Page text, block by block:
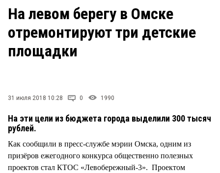
ЗАКОН
НОВОСТИ КОМПАНИЙ
Рейтинги
Блоги
На левом берегу в Омске
отремонтируют три детские
площадки
31 июля 2018 10:28 0 1990
На эти цели из бюджета города выделили 300 тысяч
рублей.
Как сообщили в пресс-службе мэрии Омска, одним из
призёров ежегодного конкурса общественно полезных
проектов стал КТОС «Левобережный-3». Проектом